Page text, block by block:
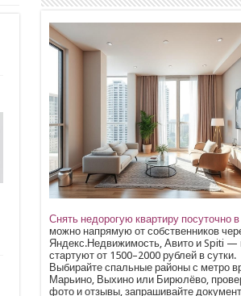
Снять недорогую квартиру посуточно
можно напрямую от собственников
Яндекс.Недвижимость, Авито и Spiti —
стартуют от 1500–2000 рублей в сутки.
Выбирайте спальные районы с метро
Марьино, Выхино или Бирюлёво,
фото и отзывы, запрашивайте